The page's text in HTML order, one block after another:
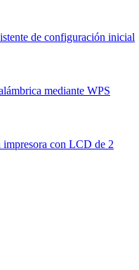
de configuración inicial
mediante WPS
con LCD de 2